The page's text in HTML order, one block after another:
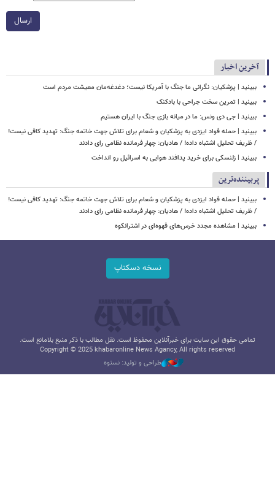
ارسال
آخرین اخبار
ببینید | پزشکیان: نگرانی ما جنگ با آمریکا نیست؛ دغدغه‌مان معیشت مردم است
ببینید | تمرین سخت جراحی با بادکنک
ببینید | جی دی ونس: ما در میانه بازی جنگ با ایران هستیم
ببینید | حمله فواد ایزدی به پزشکیان و شعام برای تلاش جهت خاتمه جنگ: تهدید کافی نیست!
/ ظریف تحلیل اشتباه داده! / هادیان: چهار فرمانده نظامی رای دادند
ببینید | زلنسکی برای خرید پدافند هوایی به اسرائیل رو انداخت
پربیننده‌ترین
ببینید | حمله فواد ایزدی به پزشکیان و شعام برای تلاش جهت خاتمه جنگ: تهدید کافی نیست!
/ ظریف تحلیل اشتباه داده! / هادیان: چهار فرمانده نظامی رای دادند
ببینید | مشاهده مجدد خرس‌های قهوه‌ای در اشترانکوه
نسخه دسکتاپ
تمامی حقوق این سایت برای خبرآنلاین محفوظ است. نقل مطالب با ذکر منبع بلامانع است.
Copyright © 2025 khabaronline News Agancy, All rights reserved
طراحی و تولید: نستوه